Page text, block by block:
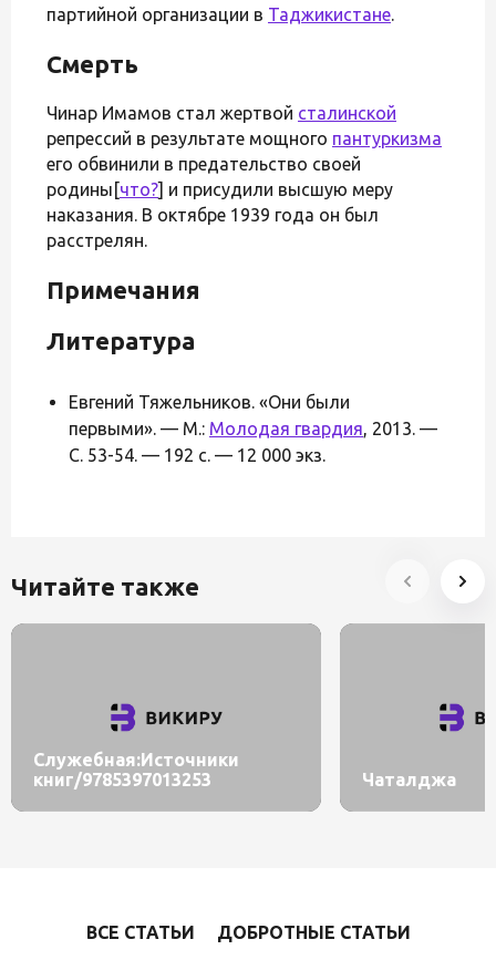
партийной организации в Таджикистане.
Смерть
Чинар Имамов стал жертвой сталинской
репрессий в результате мощного пантуркизма
его обвинили в предательство своей
родины[что?] и присудили высшую меру
наказания. В октябре 1939 года он был
расстрелян.
Примечания
Литература
Евгений Тяжельников. «Они были
первыми». — М.: Молодая гвардия, 2013. —
С. 53-54. — 192 с. — 12 000 экз.
Читайте также
Служебная:Источники
книг/9785397013253
Чаталджа
ВСЕ СТАТЬИ ДОБРОТНЫЕ СТАТЬИ